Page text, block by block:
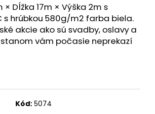
Dĺžka 17m × Výška 2m s
s hrúbkou 580g/m2 farba biela.
akcie ako sú svadby, oslavy a
vám počasie neprekazí
Kód: 5074